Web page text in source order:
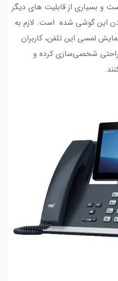
و بسیاری از قابلیت های دیگر
این گوشی شده است. لازم به
لمسی این تلفن، کاربران
شخصی‌سازی کرده و